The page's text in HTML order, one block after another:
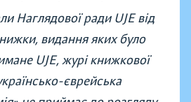
Наглядової ради UJE від
видання яких було
UJE, журі книжкової
єврейська